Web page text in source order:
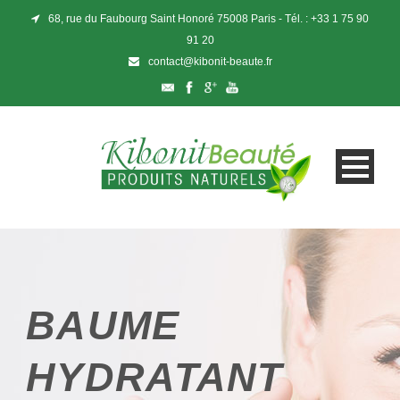
68, rue du Faubourg Saint Honoré 75008 Paris - Tél. : +33 1 75 90
91 20
contact@kibonit-beaute.fr
BAUME
HYDRATANT